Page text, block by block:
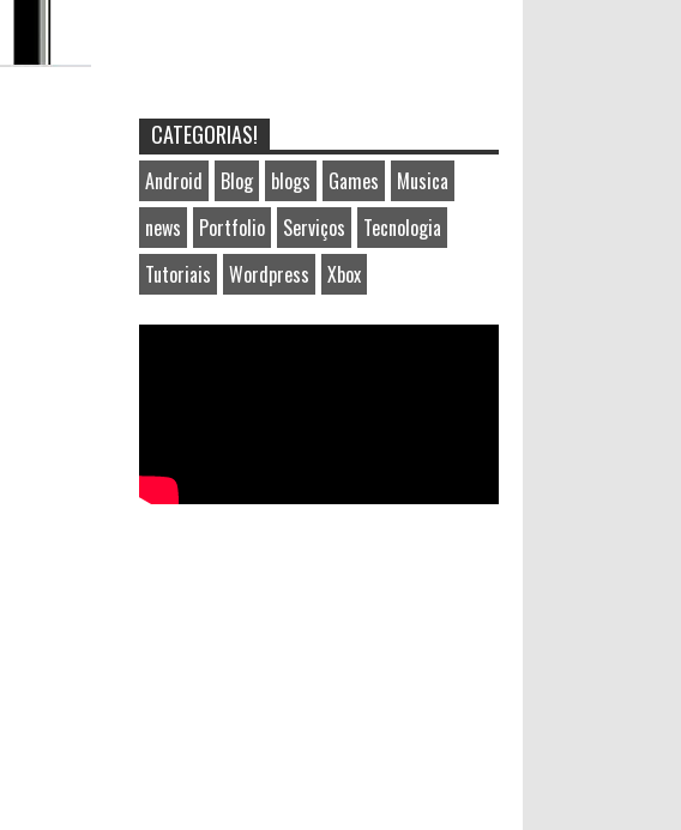
CATEGORIAS!
Android Blog blogs Games
Musica
news
Portfolio Serviços
Tecnologia
Tutoriais
Wordpress Xbox